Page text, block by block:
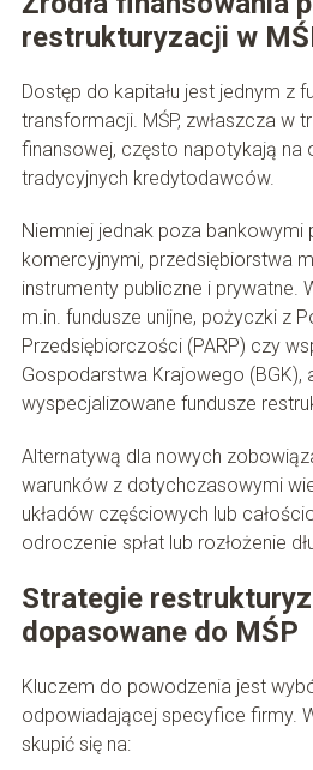
restrukturyzacji w
Dostęp do kapitału jest jednym z
transformacji. MŚP, zwłaszcza w
finansowej, często napotykają na
tradycyjnych kredytodawców.
Niemniej jednak poza bankowymi
komercyjnymi, przedsiębiorstwa
instrumenty publiczne i prywatne.
m.in. fundusze unijne, pożyczki z
Przedsiębiorczości (PARP) czy
Gospodarstwa Krajowego (BGK),
wyspecjalizowane fundusze
Alternatywą dla nowych
warunków z dotychczasowymi
układów częściowych lub
odroczenie spłat lub rozłożenie
Strategie
dopasowane do MŚP
Kluczem do powodzenia jest
odpowiadającej specyfice firmy.
skupić się na: